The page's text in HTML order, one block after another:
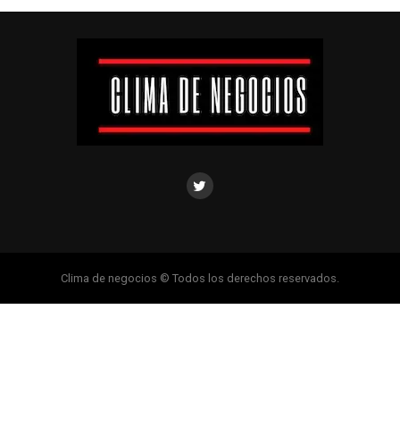
Clima de negocios © Todos los derechos reservados.